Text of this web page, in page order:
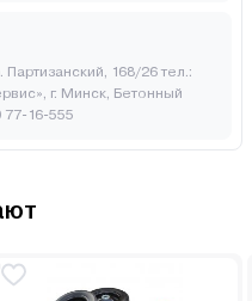
168/26 тел.:
г. Минск, Бетонный
77-16-555